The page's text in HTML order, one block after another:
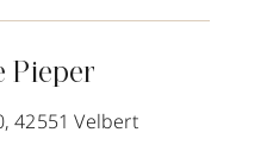
Pieper
42551 Velbert